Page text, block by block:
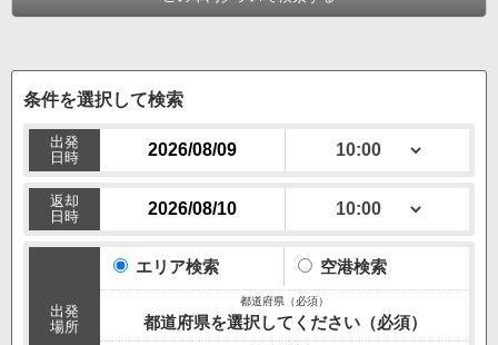
条件を選択して検索
出発
日時
返却
日時
出発
場所
エリア検索 空港検索
都道府県を選択してください（必須）